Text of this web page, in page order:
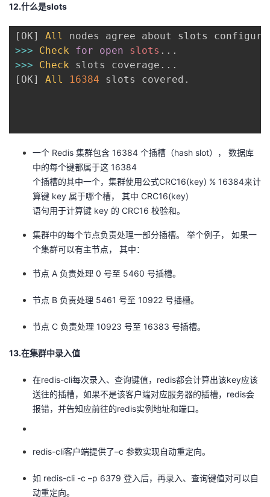
12.什么是slots
[ OK] All
nodes agree about slots
>>>
Check for open slots . . .
>>>
Check slots coverage . . .
[ OK] All 16384 slots covered .
一个 Redis 集群包含 16384 个插槽（hash slot）， 数据库
中的每个键都属于这 16384
个插槽的其中一个，集群使用公式CRC16(key) % 16384来计
算键 key 属于哪个槽， 其中 CRC16(key)
语句用于计算键 key 的 CRC16 校验和。
集群中的每个节点负责处理一部分插槽。 举个例子， 如果一
个集群可以有主节点， 其中：
节点 A 负责处理 0 号至 5460 号插槽。
节点 B 负责处理 5461 号至 10922 号插槽。
节点 C 负责处理 10923 号至 16383 号插槽。
13.在集群中录入值
在redis-cli每次录入、查询键值，redis都会计算出该key应该
送往的插槽，如果不是该客户端对应服务器的插槽，redis会
报错，并告知应前往的redis实例地址和端口。
redis-cli客户端提供了–c 参数实现自动重定向。
如 redis-cli -c –p 6379 登入后，再录入、查询键值对可以自
动重定向。